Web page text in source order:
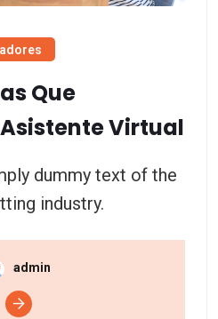
Que
Virtual
dummy text of the
industry.
admin